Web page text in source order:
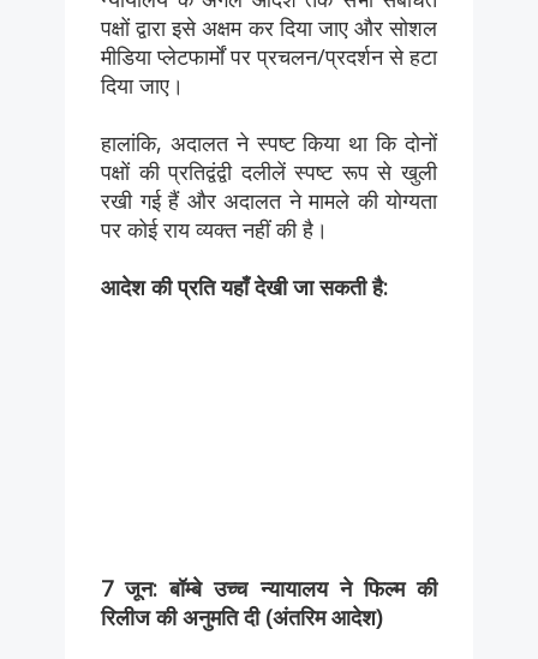
पक्षों द्वारा इसे अक्षम कर दिया जाए और सोशल
मीडिया प्लेटफार्मों पर प्रचलन/प्रदर्शन से हटा
दिया जाए।
हालांकि, अदालत ने स्पष्ट किया था कि दोनों
पक्षों की प्रतिद्वंद्वी दलीलें स्पष्ट रूप से खुली
रखी गई हैं और अदालत ने मामले की योग्यता
पर कोई राय व्यक्त नहीं की है।
आदेश की प्रति यहाँ देखी जा सकती है:
7 जून: बॉम्बे उच्च न्यायालय ने फिल्म की
रिलीज की अनुमति दी (अंतरिम आदेश)